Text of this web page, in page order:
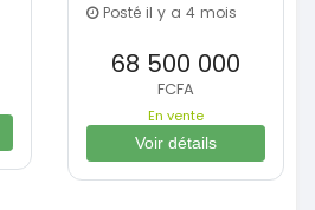
Posté il y a 4 mois
68 500 000
FCFA
En vente
Voir détails